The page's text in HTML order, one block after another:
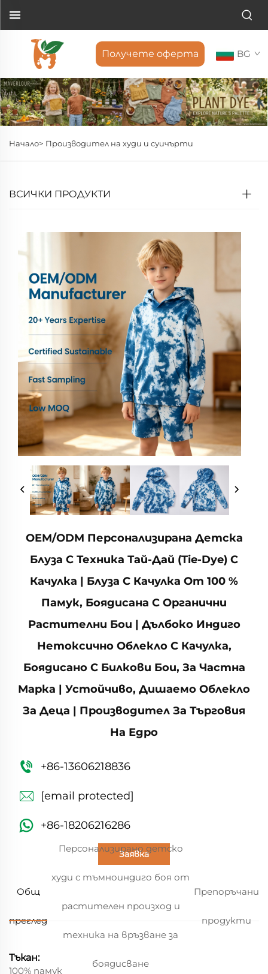
Получете оферта BG
Начало> Производител на худи и суичърти
ВСИЧКИ ПРОДУКТИ
OEM/ODM Персонализирана Детска
Блуза С Техника Тай-Дай (tie-Dye) С
Качулка | Блуза С Качулка От 100 %
Памук, Боядисана С Органични
Растителни Бои | Дълбоко Индиго
Нетоксично Облекло С Качулка,
Боядисано С Билкови Бои, За Частна
Марка | Устойчиво, Дишаемо Облекло
За Деца | Производител За Търговия
На Едро
+86-13606218836
[email protected]
+86-18206216286
Заявка
Общ
преглед
Персонализирано детско
худи с тъмноиндиго боя от
растителен произход и
техника на връзване за
боядисване
Препоръчани
продукти
Тъкан:
100% памук